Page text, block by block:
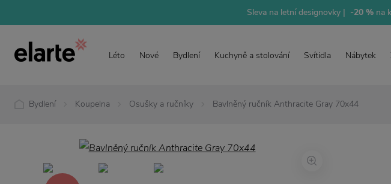
Sleva na letní designovky | -20 %na
Léto Nové Bydlení Kuchyně a stolování Svítidla Nábytek
Bydlení Koupelna Osušky a ručníky Bavlněný ručník Anthracite Gray 70x44